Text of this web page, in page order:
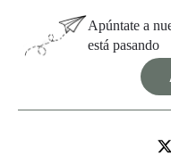
Apúntate a
está pasando